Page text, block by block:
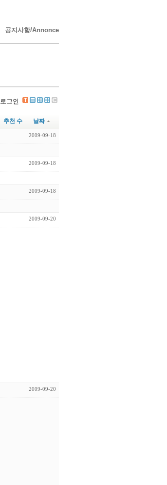
공지사항/Annonce
로그인
추천 수 날짜
2009-09-18
2009-09-18
2009-09-18
2009-09-20
2009-09-20